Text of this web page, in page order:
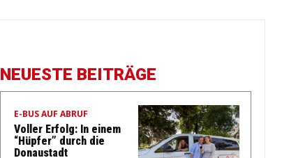
NEUESTE BEITRÄGE
E-BUS AUF ABRUF
Voller Erfolg: In einem
“Hüpfer” durch die
Donaustadt